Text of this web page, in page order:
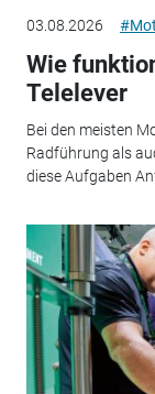
03.08.2026
Wie
Telelever
Bei den meisten
Radführung als
diese Aufgaben